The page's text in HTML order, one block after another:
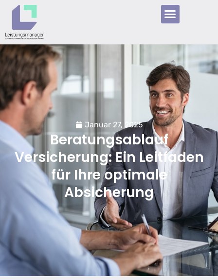
Januar 27, 2025
Beratungsablauf
Versicherung: Ein Leitfaden
für Ihre optimale
Absicherung